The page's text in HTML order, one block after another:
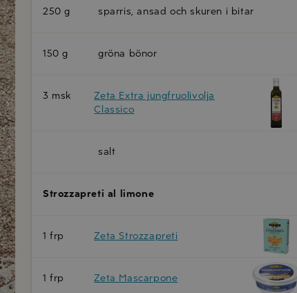
250 g sparris, ansad och skuren i bitar
150 g gröna bönor
3 msk
Zeta Extra jungfruolivolja
Classico
salt
Strozzapreti al limone
1 frp Zeta Strozzapreti
1 frp Zeta Mascarpone